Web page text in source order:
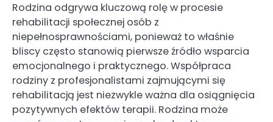
Rodzina odgrywa kluczową rolę w procesie
rehabilitacji społecznej osób z
niepełnosprawnościami, ponieważ to właśnie
bliscy często stanowią pierwsze źródło wsparcia
emocjonalnego i praktycznego. Współpraca
rodziny z profesjonalistami zajmującymi się
rehabilitacją jest niezwykle ważna dla osiągnięcia
pozytywnych efektów terapii. Rodzina może